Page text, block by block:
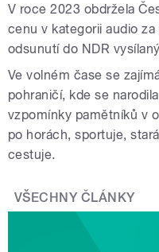
V roce 2023 obdržela
cenu v kategorii audio
odsunutí do NDR
Ve volném čase se
pohraničí, kde se
vzpomínky pamětníků v
po horách, sportuje,
cestuje.
VŠECHNY ČLÁNKY